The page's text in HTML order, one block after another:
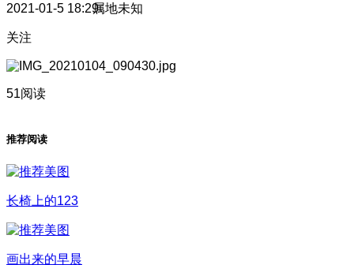
2021-01-5 18:29属地未知
关注
51阅读
推荐阅读
长椅上的123
画出来的早晨